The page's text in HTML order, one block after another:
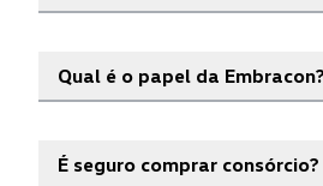
consórcio que tem seu produto
empresa prestadora de
Qual é o papel da Embracon?
o Consórcio Embracon para
É seguro comprar consórcio?